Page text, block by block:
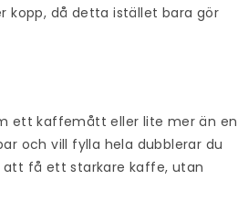
kopp, då detta istället bara gör
ett kaffemått eller lite mer än en
och vill fylla hela dubblerar du
få ett starkare kaffe, utan